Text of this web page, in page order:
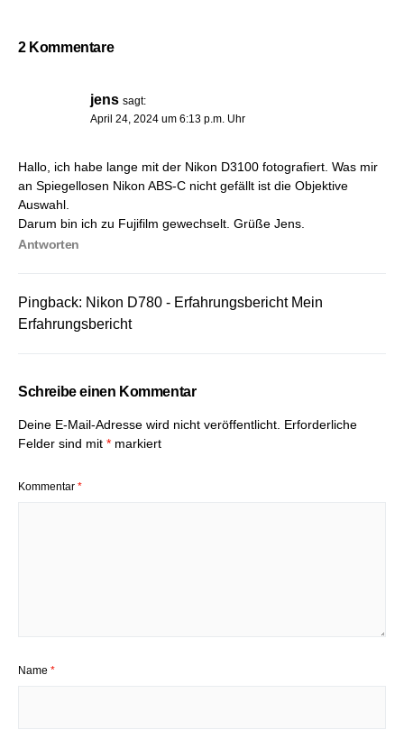
2 Kommentare
jens sagt:
April 24, 2024 um 6:13 p.m. Uhr
Hallo, ich habe lange mit der Nikon D3100 fotografiert. Was mir
an Spiegellosen Nikon ABS-C nicht gefällt ist die Objektive
Auswahl.
Darum bin ich zu Fujifilm gewechselt. Grüße Jens.
Antworten
Pingback: Nikon D780 - Erfahrungsbericht Mein
Erfahrungsbericht
Schreibe einen Kommentar
Deine E-Mail-Adresse wird nicht veröffentlicht. Erforderliche
Felder sind mit * markiert
Kommentar *
Name *